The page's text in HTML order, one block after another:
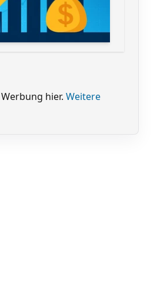
hier. Weitere